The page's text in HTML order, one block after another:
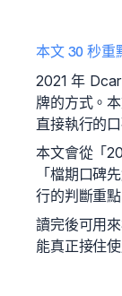
本文 30 秒重
2021 年
牌的方式。
直接執行的
本文會從「
「檔期口碑
行的判斷重點
讀完後可用
能真正接住